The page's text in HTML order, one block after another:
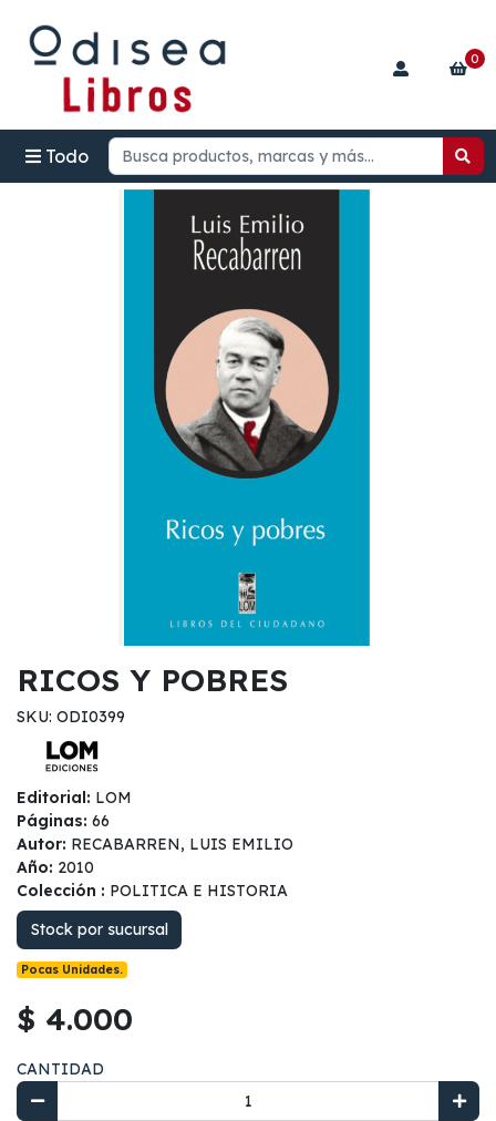
Todo
0
RICOS Y POBRES
SKU: ODI0399
Editorial: LOM
Páginas: 66
Autor: RECABARREN, LUIS EMILIO
Año: 2010
Colección : POLITICA E HISTORIA
Stock por sucursal
Pocas Unidades.
$ 4.000
CANTIDAD